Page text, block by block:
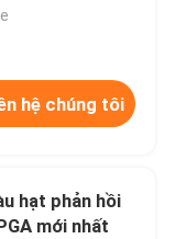
hệ chúng tôi
hạt phản hồi
mới nhất